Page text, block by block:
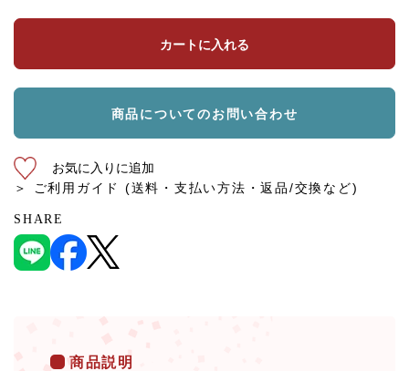
カートに入れる
商品についてのお問い合わせ
お気に入りに追加
＞ ご利用ガイド (送料・支払い方法・返品/交換など)
SHARE
商品説明